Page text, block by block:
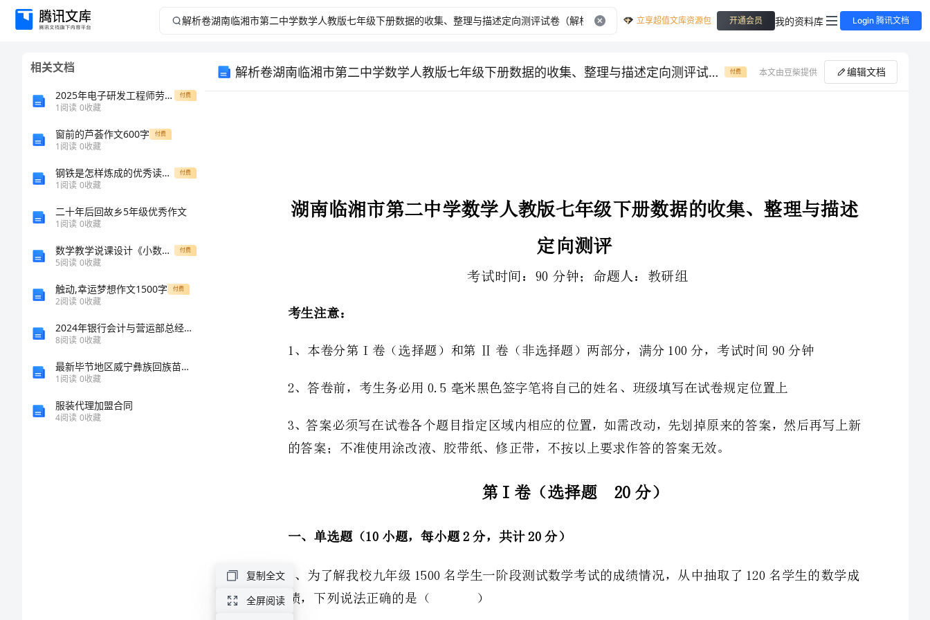
解
立享超值文库资源包 开通会员 我的资料库 Login 腾讯文档
相关文档
2025年电子研发工程师劳动合同模板 付费
1阅读 0收藏
窗前的芦荟作文600字 付费
1阅读 0收藏
钢铁是怎样炼成的优秀读后感 付费
1阅读 0收藏
二十年后回故乡5年级优秀作文
1阅读 0收藏
数学教学说课设计《小数的性质》说课稿--数学说课评课 付费
5阅读 0收藏
触动,幸运梦想作文1500字 付费
2阅读 0收藏
2024年银行会计与营运部总经理述职报告
8阅读 0收藏
最新毕节地区威宁彝族回族苗族自治县材料员考试题库附答案AB卷
1阅读 0收藏
服装代理加盟合同
4阅读 0收藏
解析卷湖南临湘市第二中学数学人教版七年级下册数据的收集、整理与描述定向测评试卷（解析版含答案） 付费 本文由豆柴提供 编辑文档
A．1B．2C．3D．4
考试时间：90分钟；命题人：教研组
1、本卷分第I卷（选择题）和第Ⅱ卷（非选择题）两部分，满分100分，考试时间90分钟
的答案；不准使用涂改液、胶带纸、修正带，不按以上要求作答的答案无效。
第I卷（选择题20分）
一、单选题（10小题，每小题2分，共计20分）
1、为了解我校九年级1500名学生一阶段测试数学考试的成绩情况，从中抽取了120名学生的数学成
A．1500名学生是总体B．120名学生是样本
复制全文
全屏阅读